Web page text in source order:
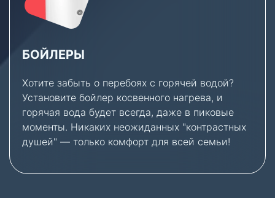
БОЙЛЕРЫ
Хотите забыть о перебоях с горячей водой?
Установите бойлер косвенного нагрева, и
горячая вода будет всегда, даже в пиковые
моменты. Никаких неожиданных "контрастных
душей" — только комфорт для всей семьи!